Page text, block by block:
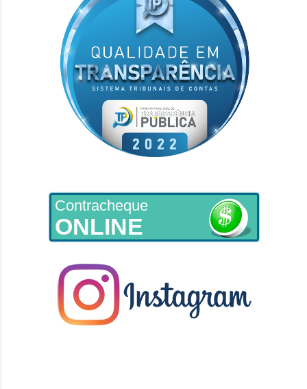
Contracheque
ONLINE